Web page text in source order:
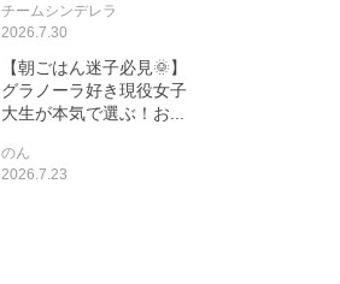
チームシンデレラ
2026.7.30
【朝ごはん迷子必見🌞】
グラノーラ好き現役女子
大生が本気で選ぶ！お...
のん
2026.7.23